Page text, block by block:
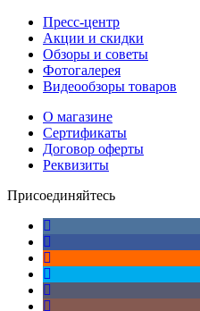
Пресс-центр
Акции и скидки
Обзоры и советы
Фотогалерея
Видеообзоры товаров
О магазине
Сертификаты
Договор оферты
Реквизиты
Присоединяйтесь